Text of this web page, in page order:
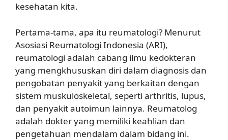
kesehatan kita.
Pertama-tama, apa itu reumatologi? Menurut
Asosiasi Reumatologi Indonesia (ARI),
reumatologi adalah cabang ilmu kedokteran
yang mengkhususkan diri dalam diagnosis dan
pengobatan penyakit yang berkaitan dengan
sistem muskuloskeletal, seperti arthritis, lupus,
dan penyakit autoimun lainnya. Reumatolog
adalah dokter yang memiliki keahlian dan
pengetahuan mendalam dalam bidang ini.